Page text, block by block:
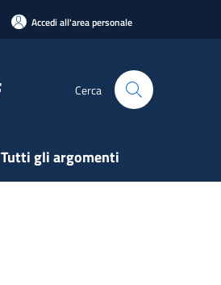
Accedi all'area personale
Cerca
Tutti gli argomenti